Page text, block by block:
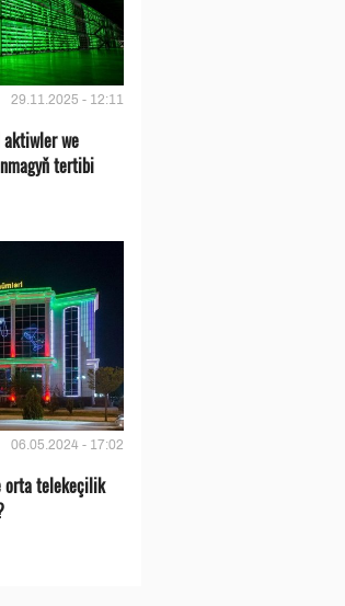
29.11.2025 - 12:11
we
tertibi
06.05.2024 - 17:02
orta telekeçilik